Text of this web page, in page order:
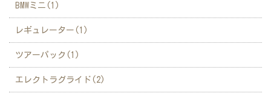
BMWミニ(1)
レギュレーター(1)
ツアーパック(1)
エレクトラグライド(2)